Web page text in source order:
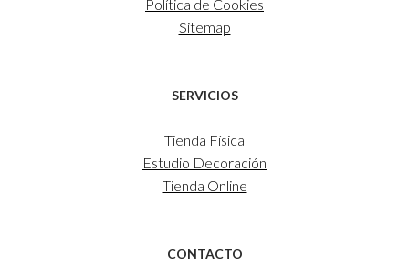
Política de Cookies
Sitemap
SERVICIOS
Tienda Física
Estudio Decoración
Tienda Online
CONTACTO